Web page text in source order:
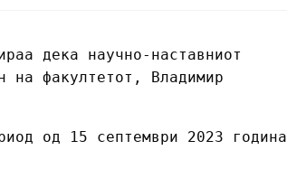
дека научно-наставниот
факултетот, Владимир
од 15 септември 2023 година